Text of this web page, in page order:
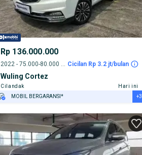
Rp 136.000.000
2022 - 75.000-80.000 km Cicilan Rp 3.2 jt/bulan
Wuling Cortez
Cilandak
Hari ini
MOBIL BERGARANSI*
TEST DRIVE DARI RUMAH
GRATIS BIAYA JASA PERAWATAN*
+3